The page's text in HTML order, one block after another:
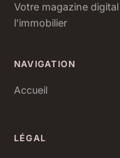
Votre magazine
l'immobilier
NAVIGATION
Accueil
LÉGAL